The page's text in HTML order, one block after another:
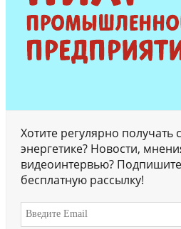
Хотите регулярно получать
энергетике? Новости,
видеоинтервью?
бесплатную рассылку!